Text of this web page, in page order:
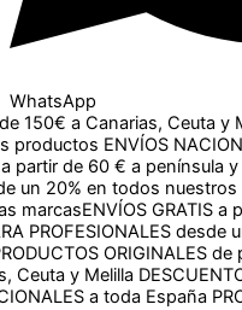
WhatsApp
a Canarias, Ceuta y
ENVÍOS
de 60 € a península y
en todos nuestros productos
ENVÍOS GRATIS a partir de
desde un 20% en
de primeras marcas
PARA
PRODUCTOS